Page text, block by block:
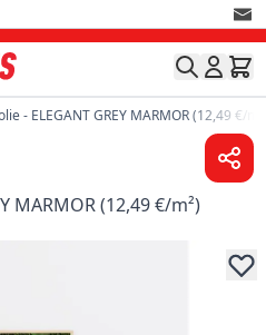
- ELEGANT GREY MARMOR (12,49 €/
MARMOR (12,49 €/m²)